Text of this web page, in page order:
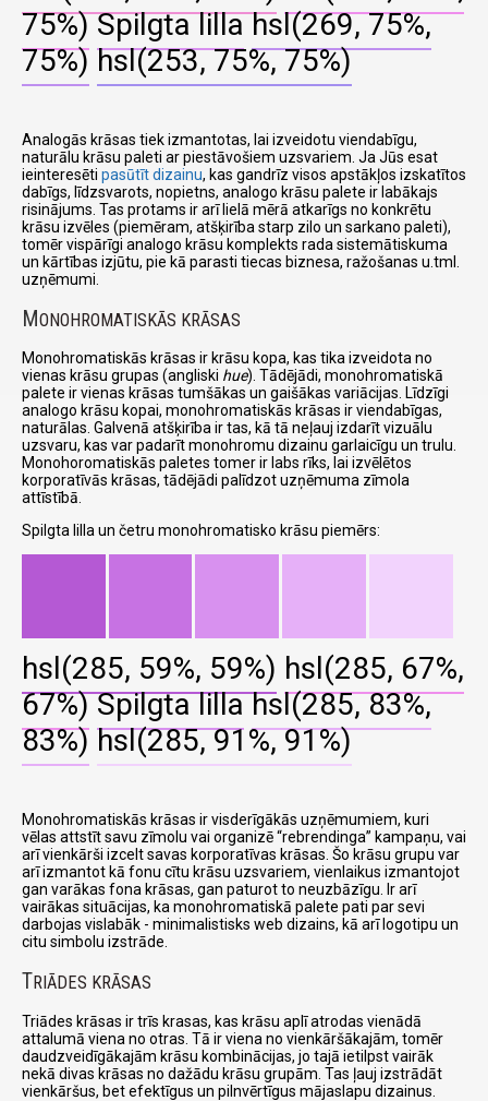
75%) Spilgta lilla hsl(269, 75%,
75%) hsl(253, 75%, 75%)
Analogās krāsas tiek izmantotas, lai izveidotu viendabīgu,
naturālu krāsu paleti ar piestāvošiem uzsvariem. Ja Jūs esat
ieinteresēti pasūtīt dizainu, kas gandrīz visos apstākļos izskatītos
dabīgs, līdzsvarots, nopietns, analogo krāsu palete ir labākajs
risinājums. Tas protams ir arī lielā mērā atkarīgs no konkrētu
krāsu izvēles (piemēram, atšķirība starp zilo un sarkano paleti),
tomēr vispārīgi analogo krāsu komplekts rada sistemātiskuma
un kārtības izjūtu, pie kā parasti tiecas biznesa, ražošanas u.tml.
uzņēmumi.
MONOHROMATISKĀS KRĀSAS
Monohromatiskās krāsas ir krāsu kopa, kas tika izveidota no
vienas krāsu grupas (angliski hue). Tādējādi, monohromatiskā
palete ir vienas krāsas tumšākas un gaišākas variācijas. Līdzīgi
analogo krāsu kopai, monohromatiskās krāsas ir viendabīgas,
naturālas. Galvenā atšķirība ir tas, kā tā neļauj izdarīt vizuālu
uzsvaru, kas var padarīt monohromu dizainu garlaicīgu un trulu.
Monohoromatiskās paletes tomer ir labs rīks, lai izvēlētos
korporatīvās krāsas, tādējādi palīdzot uzņēmuma zīmola
attīstībā.
Spilgta lilla un četru monohromatisko krāsu piemērs:
hsl(285, 59%, 59%) hsl(285, 67%,
67%) Spilgta lilla hsl(285, 83%,
83%) hsl(285, 91%, 91%)
Monohromatiskās krāsas ir visderīgākās uzņēmumiem, kuri
vēlas attstīt savu zīmolu vai organizē rebrendinga
kampaņu, vai
arī vienkārši izcelt savas korporatīvas krāsas. Šo krāsu grupu var
arī izmantot kā fonu cītu krāsu uzsvariem, vienlaikus izmantojot
gan varākas fona krāsas, gan paturot to neuzbāzīgu. Ir arī
vairākas situācijas, ka monohromatiskā palete pati par sevi
darbojas vislabāk - minimalistisks web dizains, kā arī logotipu un
citu simbolu izstrāde.
TRIĀDES KRĀSAS
Triādes krāsas ir trīs krasas, kas krāsu aplī atrodas vienādā
attalumā viena no otras. Tā ir viena no vienkāršākajām, tomēr
daudzveidīgākajām krāsu kombinācijas, jo tajā ietilpst vairāk
nekā divas krāsas no dažādu krāsu grupām. Tas ļauj izstrādāt
vienkāršus, bet efektīgus un pilnvērtīgus mājaslapu dizainus.